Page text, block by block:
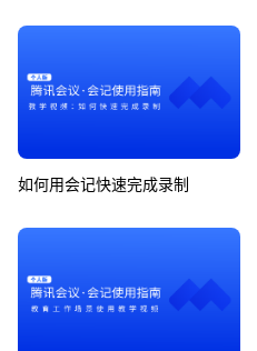
如何用会记快速完成录制